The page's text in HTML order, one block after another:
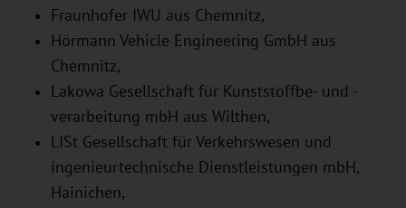
Fraunhofer IWU aus Chemnitz,
Hörmann Vehicle Engineering GmbH aus
Chemnitz,
Lakowa Gesellschaft für Kunststoffbe- und -
verarbeitung mbH aus Wilthen,
LISt Gesellschaft für Verkehrswesen und
ingenieurtechnische Dienstleistungen mbH,
Hainichen,